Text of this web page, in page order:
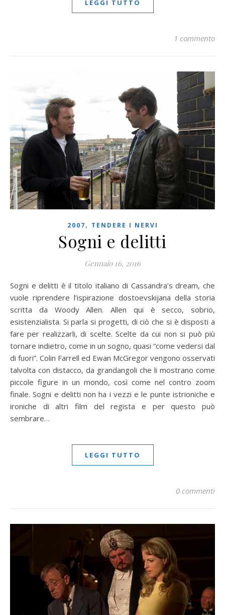
LEGGI TUTTO
1 commento
2007, TENDERE I NERVI
Sogni e delitti
Gennaio 16, 2016
Sogni e delitti è il titolo italiano di Cassandra’s dream, che
vuole riprendere l’ispirazione dostoevskijana della storia
scritta da Woody Allen. Allen qui è secco, sobrio,
esistenzialista. Si parla si progetti, di ciò che si è disposti a
fare per realizzarli, di scelte. Scelte da cui non si può più
tornare indietro, come in un sogno, quasi “come vedersi dal
di fuori”. Colin Farrell ed Ewan McGregor vengono osservati
talvolta con distacco, da grandangoli che li mostrano come
piccole figure in un mondo, così come nel contro zoom
finale. Sogni e delitti non ha i vezzi e le punte istrioniche e
ironiche di altri film del regista e per questo può
sembrare…
LEGGI TUTTO
0 commenti